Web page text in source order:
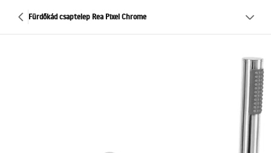
Fürdőkád csaptelep Rea Pixel Chrome